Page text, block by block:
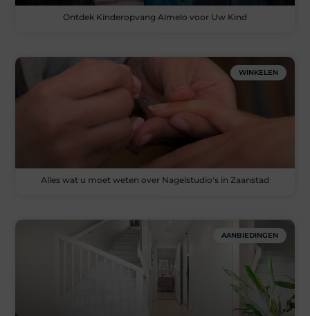
Ontdek Kinderopvang Almelo voor Uw Kind
WINKELEN
Alles wat u moet weten over Nagelstudio's in Zaanstad
AANBIEDINGEN